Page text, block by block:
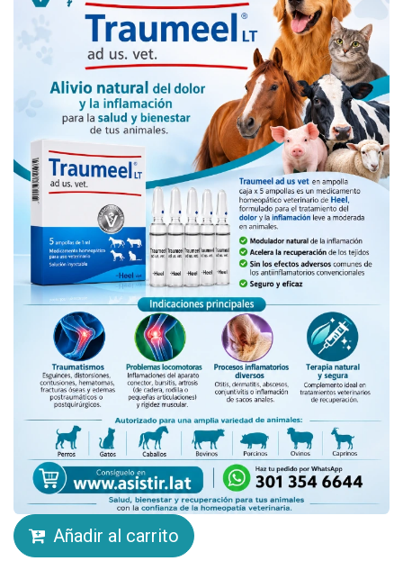
Añadir al carrito